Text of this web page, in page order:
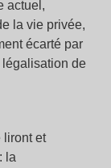
actuel,
la vie privée,
écarté par
de
liront et
la